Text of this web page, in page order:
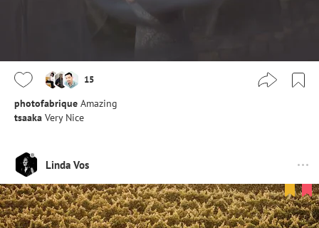
15
photofabrique Amazing
tsaaka Very Nice
Linda Vos